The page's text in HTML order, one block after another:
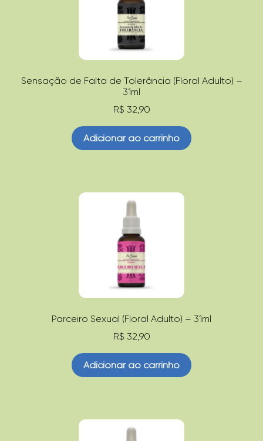
Sensação de Falta de Tolerância (Floral Adulto) –
31ml
R$ 32,90
Adicionar ao carrinho
Parceiro Sexual (Floral Adulto) – 31ml
R$ 32,90
Adicionar ao carrinho